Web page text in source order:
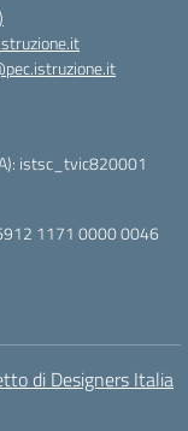
istsc_tvic820001
1171 0000 0046
di Designers Italia